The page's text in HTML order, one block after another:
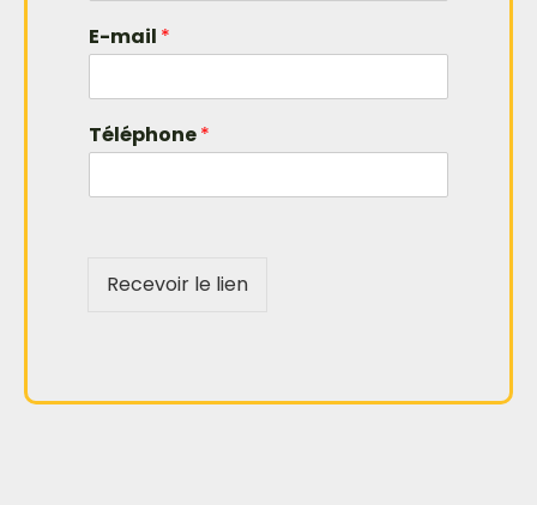
E-mail *
*
S
c
Téléphone*
Recevoir le lien